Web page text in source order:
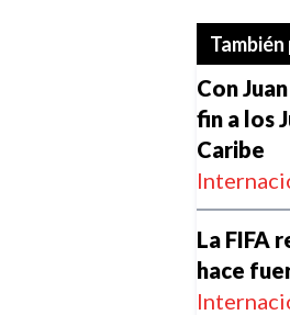
Con
fin a los
Caribe
La FIFA
hace